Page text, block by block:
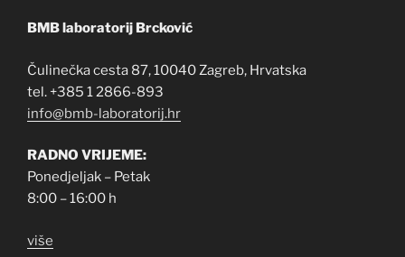
BMB laboratorij Brcković
Čulinečka cesta 87, 10040 Zagreb, Hrvatska
tel. +385 1 2866-893
info@bmb-laboratorij.hr
RADNO VRIJEME:
Ponedjeljak – Petak
8:00 – 16:00 h
više